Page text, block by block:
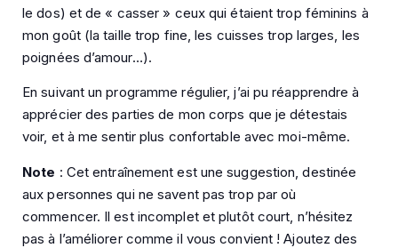
le dos) et de « casser » ceux qui étaient trop féminins à
mon goût (la taille trop fine, les cuisses trop larges, les
poignées d’amour…).
En suivant un programme régulier, j’ai pu réapprendre à
apprécier des parties de mon corps que je détestais
voir, et à me sentir plus confortable avec moi-même.
Note : Cet entraînement est une suggestion, destinée
aux personnes qui ne savent pas trop par où
commencer. Il est incomplet et plutôt court, n’hésitez
pas à l’améliorer comme il vous convient ! Ajoutez des